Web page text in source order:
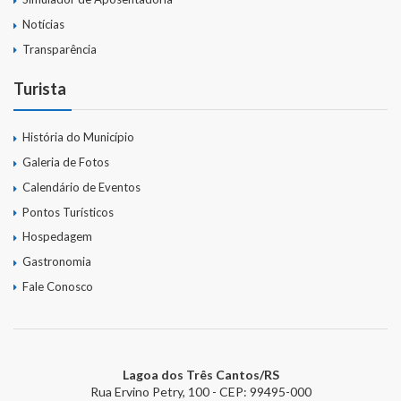
Notícias
Transparência
Turista
História do Município
Galeria de Fotos
Calendário de Eventos
Pontos Turísticos
Hospedagem
Gastronomia
Fale Conosco
Lagoa dos Três Cantos/RS
Rua Ervino Petry, 100 - CEP: 99495-000